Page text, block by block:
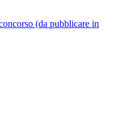
(da pubblicare in